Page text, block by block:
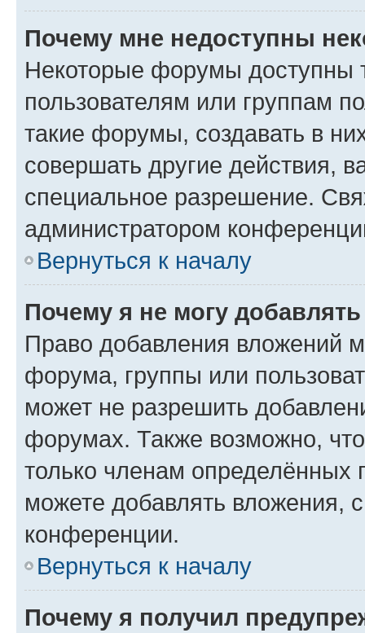
Почему мне недоступны
Некоторые форумы доступны
пользователям или группам
такие форумы, создавать в
совершать другие действия,
специальное разрешение.
администратором
Вернуться к началу
Почему я не могу
Право добавления вложений
форума, группы или
может не разрешить
форумах. Также возможно,
только членам определённых
можете добавлять вложения,
конференции.
Вернуться к началу
Почему я получил